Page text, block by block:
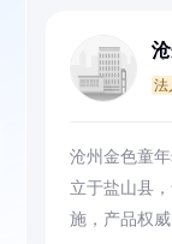
法
沧州金色童
立于盐山县
施，产品权